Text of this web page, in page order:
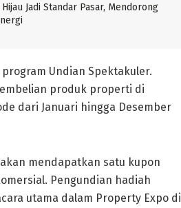
Jadi Standar Pasar, Mendorong
Undian Spektakuler.
produk properti di
dari Januari hingga Desember
mendapatkan satu kupon
Pengundian hadiah
utama dalam Property Expo di